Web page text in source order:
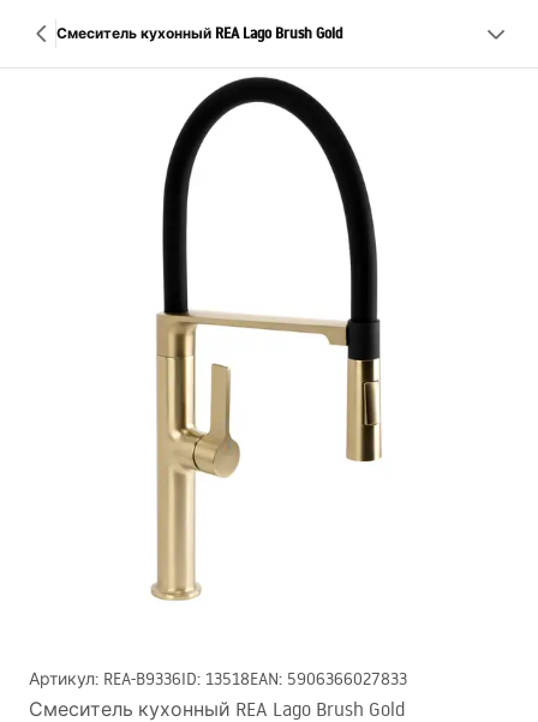
Смеситель кухонный REA Lago Brush Gold
Артикул: REA-B9336ID: 13518EAN: 5906366027833
Смеситель кухонный REA Lago Brush Gold